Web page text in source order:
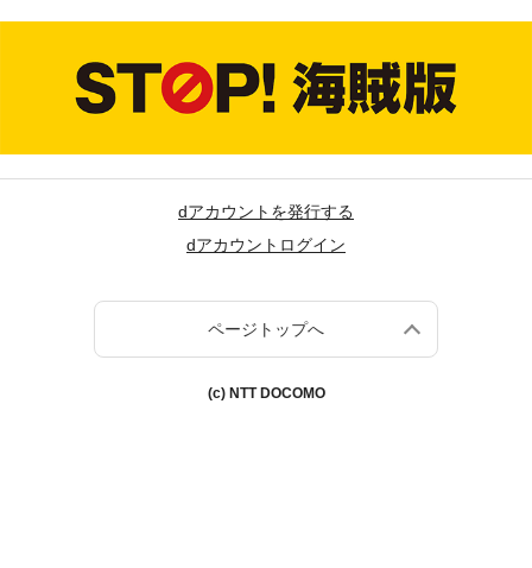
dアカウントを発行する
dアカウントログイン
ページトップへ
(c) NTT DOCOMO